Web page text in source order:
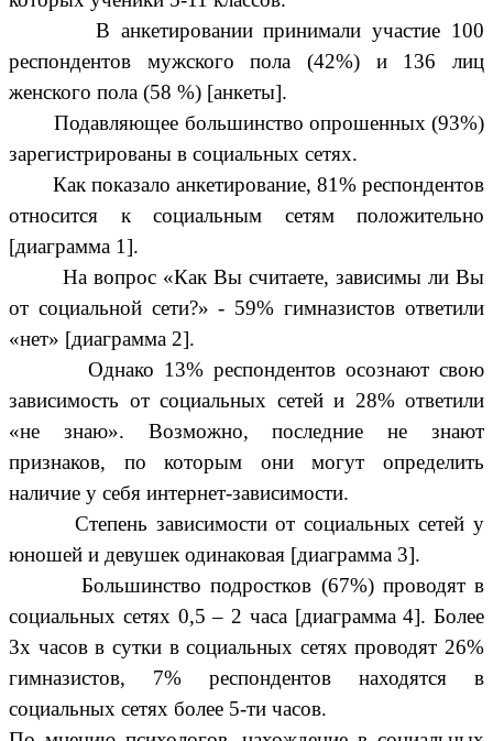
В анкетировании принимали участие 100
респондентов мужского пола (42%) и 136 лиц
женского пола (58 %) [анкеты].
Подавляющее большинство опрошенных (93%)
зарегистрированы в социальных сетях.
Как показало анкетирование, 81% респондентов
относится к социальным сетям положительно
[диаграмма 1].
На вопрос «Как Вы считаете, зависимы ли Вы
от социальной сети?» - 59% гимназистов ответили
«нет» [диаграмма 2].
Однако 13% респондентов осознают свою
зависимость от социальных сетей и 28% ответили
«не знаю». Возможно, последние не знают
признаков, по которым они могут определить
наличие у себя интернет-зависимости.
Степень зависимости от социальных сетей у
юношей и девушек одинаковая [диаграмма 3].
Большинство подростков (67%) проводят в
социальных сетях 0,5 – 2 часа [диаграмма 4]. Более
3х часов в сутки в социальных сетях проводят 26%
гимназистов, 7% респондентов находятся в
социальных сетях более 5-ти часов.